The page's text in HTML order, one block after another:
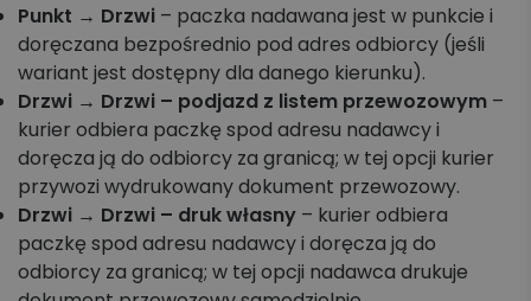
Punkt → Drzwi – paczka nadawana jest w punkcie i
doręczana bezpośrednio pod adres odbiorcy (jeśli
wariant jest dostępny dla danego kierunku).
Drzwi → Drzwi – podjazd z listem przewozowym –
kurier odbiera paczkę spod adresu nadawcy i
doręcza ją do odbiorcy za granicą; w tej opcji kurier
przywozi wydrukowany dokument przewozowy.
Drzwi → Drzwi – druk własny – kurier odbiera
paczkę spod adresu nadawcy i doręcza ją do
odbiorcy za granicą; w tej opcji nadawca drukuje